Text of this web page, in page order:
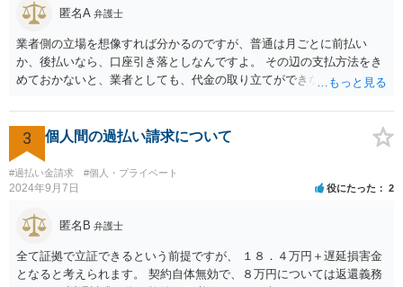
匿名A 弁護士
業者側の立場を想像すれば分かるのですが、普通は月ごとに前払い
か、後払いなら、口座引き落としなんですよ。 その辺の支払方法をき
めておかないと、業者としても、代金の取り立てができないじゃない
っている時点で、不審なんですよ。 支払い方法として、appleカードな
どを指定されるのは、それだけで不審だとはいえませんが、 総合的に
みると、不審さは残りますね。 業者側に連絡をして、それでリスクが
消えるということもできません。身分証を渡したら、リスク増えます
よ。 無視してしまった方が、かえってリスクを抑えることができると
3 個人間の過払い請求について
#過払い金請求 #個人・プライベート
2024年9月7日 役にたった 2
匿名B 弁護士
全て証拠で立証できるという前提ですが、 １８．４万円＋遅延損害金
となると考えられます。 契約自体無効で、８万円については返還義務